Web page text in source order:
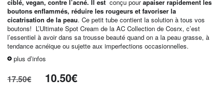
ciblé, vegan, contre l’acné. Il est conçu pourapaiser rapidement les
boutons enflammés, réduire les rougeurs et favoriser la
cicatrisation de la peau. Ce petit tube contient la solution à tous vos
boutons! L’Ultimate Spot Cream de la AC Collection de Cosrx, c’est
l’essentiel à avoir dans sa trousse beauté quand on a la peau grasse, à
tendance acnéique ou sujette aux imperfections occasionnelles.
plus d’infos
17.50€ 10.50€